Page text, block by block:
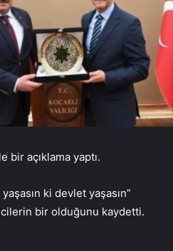
bir açıklama yaptı.
ki devlet yaşasın”
bir olduğunu kaydetti.